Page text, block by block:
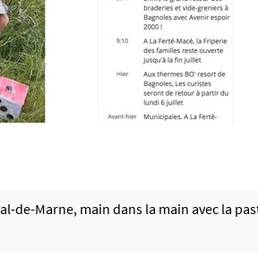
de-Marne, main dans la main avec la